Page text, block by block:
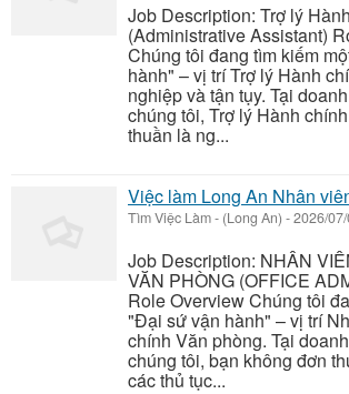
Job Description: Trợ lý
(Administrative Assistant)
Chúng tôi đang tìm kiếm
hành" – vị trí Trợ lý Hành
nghiệp và tận tụy. Tại
chúng tôi, Trợ lý Hành
thuần là ng...
Việc làm Long An Nhân
Tìm Việc Làm- (Long An) -2026/
Job Description: NHÂN
VĂN PHÒNG (OFFICE
Role Overview Chúng tôi
"Đại sứ vận hành" – vị trí
chính Văn phòng. Tại
chúng tôi, bạn không đơn
các thủ tục...